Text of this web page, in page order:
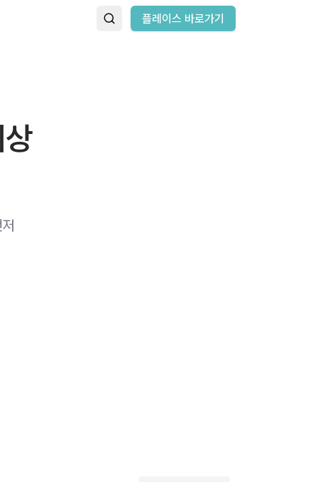
플레이스 바로가기